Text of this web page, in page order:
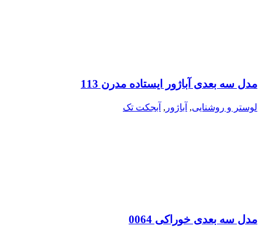
مدل سه بعدی آباژور ایستاده مدرن 113
لوستر و روشنایی, آباژور , آبجکت تک
مدل سه بعدی خوراکی 0064